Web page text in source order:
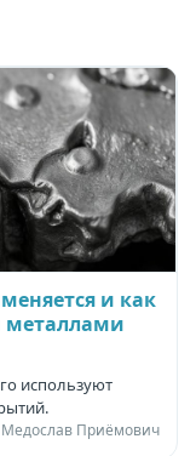
и как
металлами
используют
Медослав Приёмович